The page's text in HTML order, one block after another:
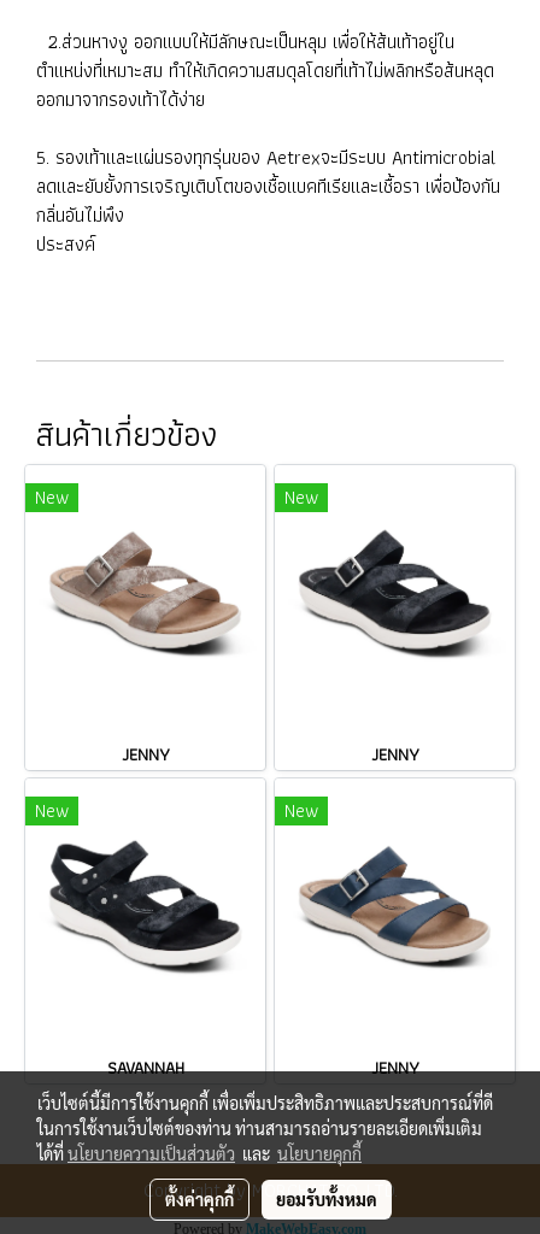
2.ส่วนหางงู ออกแบบให้มีลักษณะเป็นหลุม เพื่อให้ส้นเท้าอยู่ใน
ตำแหน่งที่เหมาะสม ทำให้เกิดความสมดุลโดยที่เท้าไม่พลิกหรือส้นหลุด
ออกมาจากรองเท้าได้ง่าย
5. รองเท้าและแผ่นรองทุกรุ่นของ Aetrexจะมีระบบ Antimicrobial
ลดและยับยั้งการเจริญเติบโตของเชื้อแบคทีเรียและเชื้อรา เพื่อป้องกัน
กลิ่นอันไม่พึง
ประสงค์
สินค้าเกี่ยวข้อง
New
JENNY
New
JENNY
New
SAVANNAH
New
JENNY
Copyright by MORCHAT CO.,LTD.
Powered by MakeWebEasy.com
เว็บไซต์นี้มีการใช้งานคุกกี้ เพื่อเพิ่มประสิทธิภาพและประสบการณ์ที่ดี
ในการใช้งานเว็บไซต์ของท่าน ท่านสามารถอ่านรายละเอียดเพิ่มเติม
ได้ที่นโยบายความเป็นส่วนตัว และ นโยบายคุกกี้
ตั้งค่าคุกกี้ ยอมรับทั้งหมด